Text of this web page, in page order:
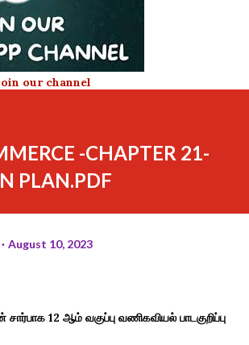
our channel
-CHAPTER 21-
PLAN.PDF
August 10, 2023
சார்பாக 12 ஆம் வகுப்பு வணிகவியல் பாடகுறிப்பு